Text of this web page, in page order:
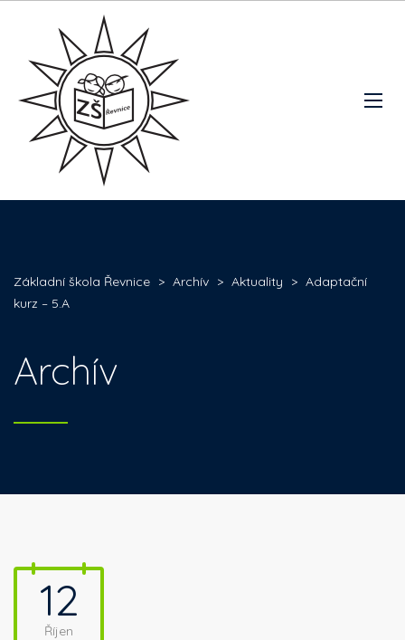
Základní škola Řevnice > Archív > Aktuality > Adaptační
kurz – 5.A
Archív
12
Říjen